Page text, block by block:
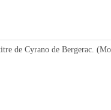
de Cyrano de Bergerac.